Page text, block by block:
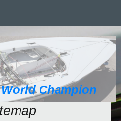
World Champion